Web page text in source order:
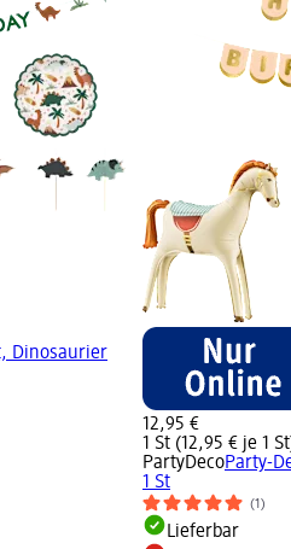
Dinosaurier
12,95 €
1 St (12,95 € je 1
PartyDecoParty-
1 St
(1)
Lieferbar